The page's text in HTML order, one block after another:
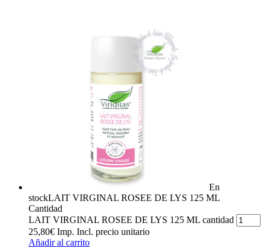
En
stockLAIT VIRGINAL ROSEE DE LYS 125 ML
Cantidad
LAIT VIRGINAL ROSEE DE LYS 125 ML cantidad
25,80€ Imp. Incl. precio unitario
Añadir al carrito